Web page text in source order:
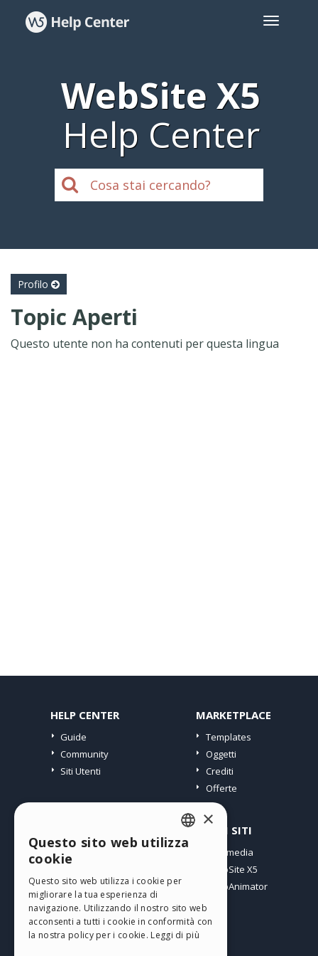
WebSite X5
Help Center
Profilo
Topic Aperti
Questo utente non ha contenuti per questa lingua
HELP CENTER
Guide
Community
Siti Utenti
MARKETPLACE
Templates
Oggetti
Crediti
Offerte
I miei post
I miei Download
Spazio Web
I miei Crediti
ALTRI SITI
Incomedia
WebSite X5
WebAnimator
ENGLISH
SPANISH
PORTUGUESE
×
Questo sito web utilizza
cookie
Questo sito web utilizza i cookie per
migliorare la tua esperienza di
navigazione. Utilizzando il nostro sito web
acconsenti a tutti i cookie in conformità con
la nostra policy per i cookie. Leggi di più